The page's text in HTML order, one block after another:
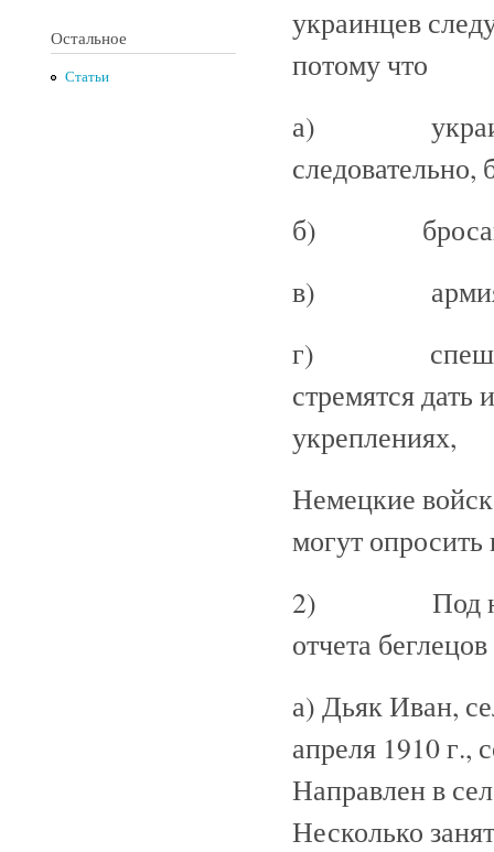
Остальное
Статьи
украинцев
потому что
а) украинцы
следовательно,
б) бросают
в) армия и
г) спешат и,
стремятся
укреплениях,
Немецкие
могут опросить
2) Под
отчета
а) Дьяк Иван,
апреля 1910 г.,
Направлен в
Несколько